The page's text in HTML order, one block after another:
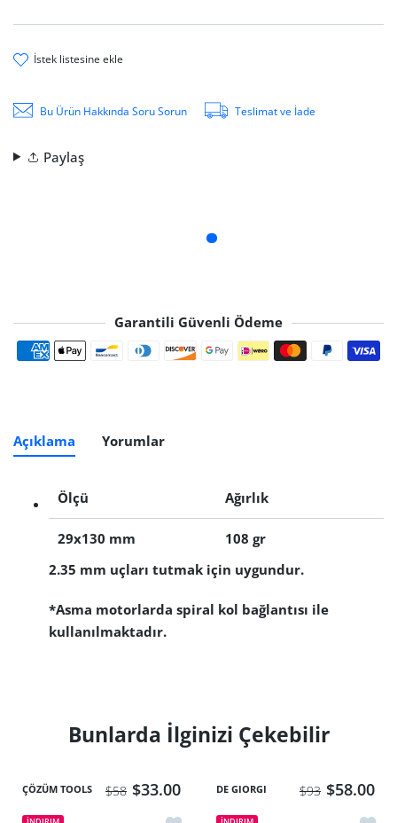
i̇stek li̇stesi̇ne ekle
Bu Ürün Hakkında Soru Sorun Teslimat ve İade
Paylaş
Garantili Güvenli Ödeme
Ödeme yöntemleri
Açıklama Yorumlar
Ölçü Ağırlık
29x130 mm
108 gr
2.35 mm uçları tutmak için uygundur.
*Asma motorlarda spiral kol bağlantısı ile
kullanılmaktadır.
Bunlarda İlginizi Çekebilir
ÇÖZÜM TOOLS $33.00
$58 DE GIORGI $58.00
$93